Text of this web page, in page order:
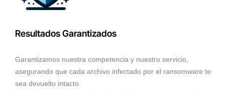
Resultados Garantizados
Garantizamos nuestra competencia y nuestro servicio,
asegurando que cada archivo infectado por el ransomware te
sea devuelto intacto.